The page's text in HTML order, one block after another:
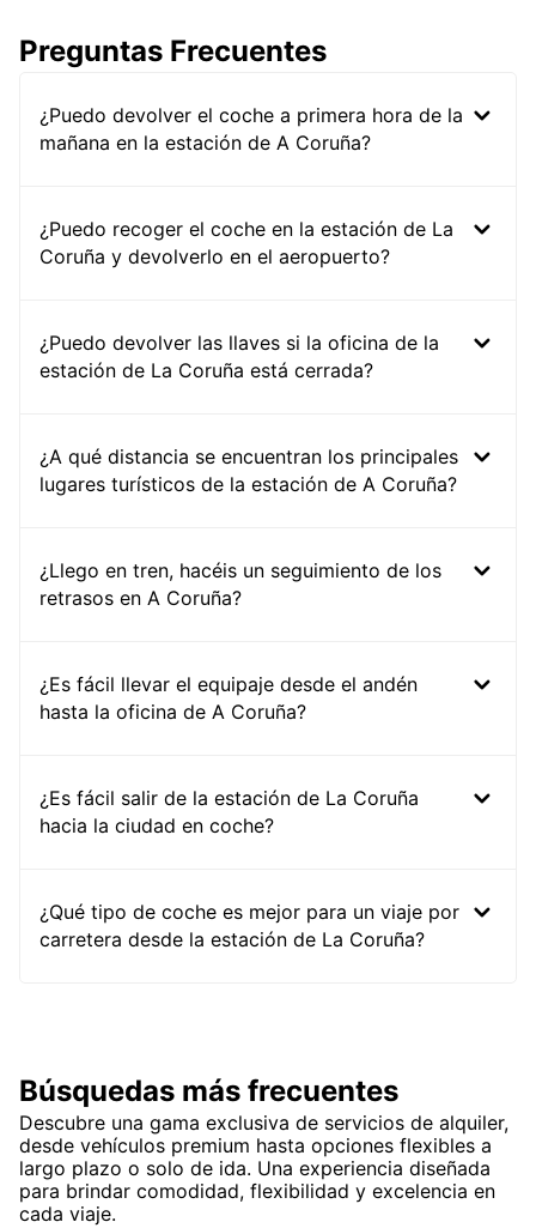
Preguntas Frecuentes
¿Puedo devolver el coche a primera hora de la
mañana en la estación de A Coruña?
¿Puedo recoger el coche en la estación de La
Coruña y devolverlo en el aeropuerto?
¿Puedo devolver las llaves si la oficina de la
estación de La Coruña está cerrada?
¿A qué distancia se encuentran los principales
lugares turísticos de la estación de A Coruña?
¿Llego en tren, hacéis un seguimiento de los
retrasos en A Coruña?
¿Es fácil llevar el equipaje desde el andén
hasta la oficina de A Coruña?
¿Es fácil salir de la estación de La Coruña
hacia la ciudad en coche?
¿Qué tipo de coche es mejor para un viaje por
carretera desde la estación de La Coruña?
Búsquedas más frecuentes
Descubre una gama exclusiva de servicios de alquiler,
desde vehículos premium hasta opciones flexibles a
largo plazo o solo de ida. Una experiencia diseñada
para brindar comodidad, flexibilidad y excelencia en
cada viaje.